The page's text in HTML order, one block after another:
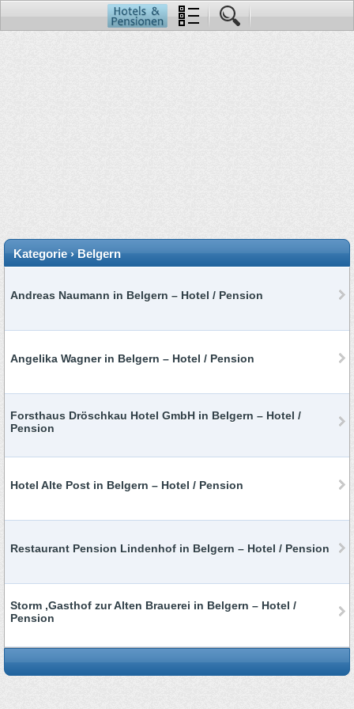
Kategorie › Belgern
Andreas Naumann in Belgern – Hotel / Pension
Angelika Wagner in Belgern – Hotel / Pension
Forsthaus Dröschkau Hotel GmbH in Belgern – Hotel /
Pension
Hotel Alte Post in Belgern – Hotel / Pension
Restaurant Pension Lindenhof in Belgern – Hotel / Pension
Storm ,Gasthof zur Alten Brauerei in Belgern – Hotel /
Pension